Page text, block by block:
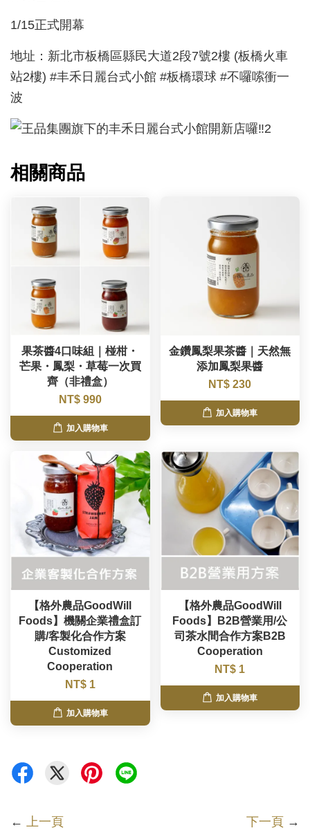
1/15正式開幕
地址：新北市板橋區縣民大道2段7號2樓 (板橋火車
站2樓) #丰禾日麗台式小館 #板橋環球 #不囉嗦衝一
波
相關商品
果茶醬4口味組｜椪柑・
芒果・鳳梨・草莓一次買
齊（非禮盒）
NT$ 990
加入購物車
金鑽鳳梨果茶醬｜天然無
添加鳳梨果醬
NT$ 230
加入購物車
【格外農品GoodWill
Foods】機關企業禮盒訂
購/客製化合作方案
Customized
Cooperation
NT$ 1
加入購物車
【格外農品GoodWill
Foods】B2B營業用/公
司茶水間合作方案B2B
Cooperation
NT$ 1
加入購物車
← 上一頁 下一頁 →